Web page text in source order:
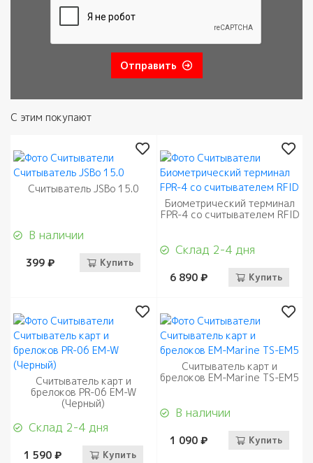
Отправить
С этим покупают
Считыватель JSBo 15.0
В наличии
399 ₽ Купить
Биометрический терминал
FPR-4 со считывателем RFID
Склад 2-4 дня
6 890 ₽ Купить
Считыватель карт и
брелоков PR-06 EM-W
(Черный)
Склад 2-4 дня
1 590 ₽ Купить
Считыватель карт и
брелоков EM-Marine TS-EM5
В наличии
1 090 ₽ Купить